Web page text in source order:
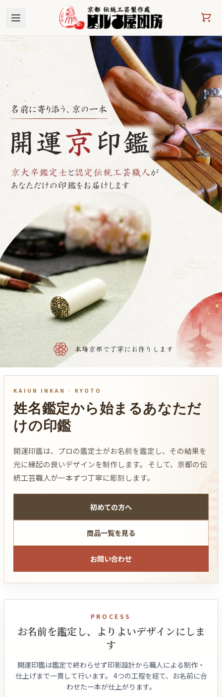
KAIUN INKAN · KYOTO
姓名鑑定から始まるあなただ
けの印鑑
開運印鑑は、プロの鑑定士がお名前を鑑定し、その結果を
元に縁起の良いデザインを制作します。 そして、京都の伝
統工芸職人が一本ずつ丁寧に彫刻します。
初めての方へ
商品一覧を見る
お問い合わせ
PROCESS
お名前を鑑定し、よりよいデザインにしま
す
開運印鑑は鑑定で終わらせず印影設計から職人による制作・
仕上げまで一貫して行います。 4つの工程を経て、お名前に合
わせた一本が仕上がります。